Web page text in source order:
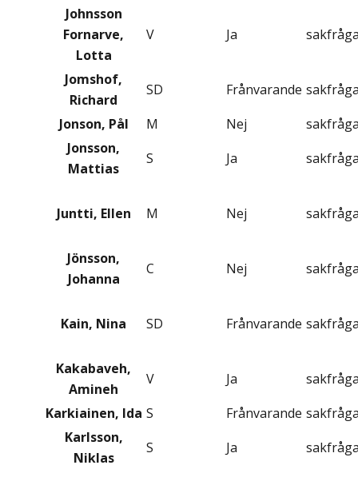
Johnsson
Fornarve,
Lotta
V Ja
Jomshof,
Richard
SD Frånvarande
Jonson, Pål
M Nej
Jonsson,
Mattias
S Ja
Juntti, Ellen M Nej
Jönsson,
Johanna
C Nej
Kain, Nina SD Frånvarande
Kakabaveh,
Amineh
V Ja
Karkiainen, Ida S Frånvarande
Karlsson,
Niklas
S Ja